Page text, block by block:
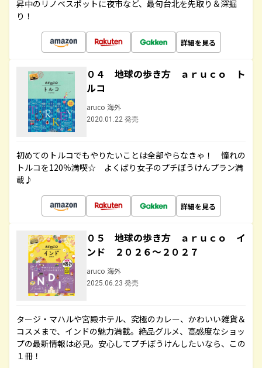
昇中のリノベスポットに夜市など、最旬台北を先取り＆深掘
り！
詳細を見る
０４ 地球の歩き方 ａｒｕｃｏ ト
ルコ
aruco 海外
2020.01.22 発売
初めてのトルコでもやりたいことは全部やらなきゃ！ 憧れの
トルコを120％満喫☆ よくばり女子のプチぼうけんプラン満
載♪
詳細を見る
０５ 地球の歩き方 ａｒｕｃｏ イ
ンド ２０２６～２０２７
aruco 海外
2025.06.23 発売
タージ・マハルや宮殿ホテル、究極のカレー、かわいい雑貨＆
コスメまで、インドの魅力満載。絶品グルメ、高感度なショッ
プの最新情報は必見。安心してプチぼうけんしたいなら、この
１冊！